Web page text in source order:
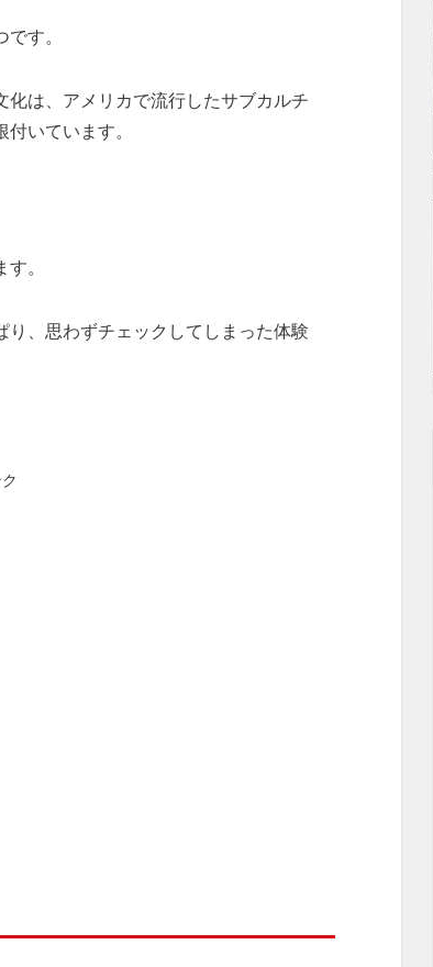
す。
は、アメリカで流行したサブカルチ
いています。
。
、思わずチェックしてしまった体験